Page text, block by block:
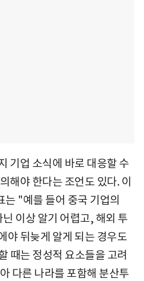
기업 소식에 바로 대응할 수
해야 한다는 조언도 있다. 이
"예를 들어 중국 기업의
이상 알기 어렵고, 해외 투
야 뒤늦게 알게 되는 경우도
때는 정성적 요소들을 고려
다른 나라를 포함해 분산투